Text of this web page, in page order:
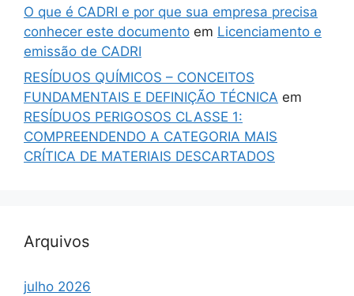
O que é CADRI e por que sua empresa precisa
conhecer este documento em Licenciamento e
emissão de CADRI
RESÍDUOS QUÍMICOS – CONCEITOS
FUNDAMENTAIS E DEFINIÇÃO TÉCNICA em
RESÍDUOS PERIGOSOS CLASSE 1:
COMPREENDENDO A CATEGORIA MAIS
CRÍTICA DE MATERIAIS DESCARTADOS
Arquivos
julho 2026